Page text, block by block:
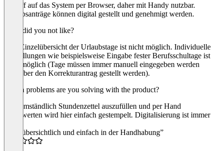
Zugriff auf das System per Browser, daher mit Handy nutzbar.
Urlaubsanträge können digital gestellt und genehmigt werden.
What did you not like?
Eine Einzelübersicht der Urlaubstage ist nicht möglich. Individuelle
Einstellungen wie beispielsweise Eingabe fester Berufsschultage ist
nicht möglich (Tage müssen immer manuell eingegeben werden
oder über den Korrekturantrag gestellt werden).
Which problems are you solving with the product?
Statt umständlich Stundenzettel auszufüllen und per Hand
auszuwerten wird hier einfach gestempelt. Digitalisierung ist immer
“sehr übersichtlich und einfach in der Handhabung”